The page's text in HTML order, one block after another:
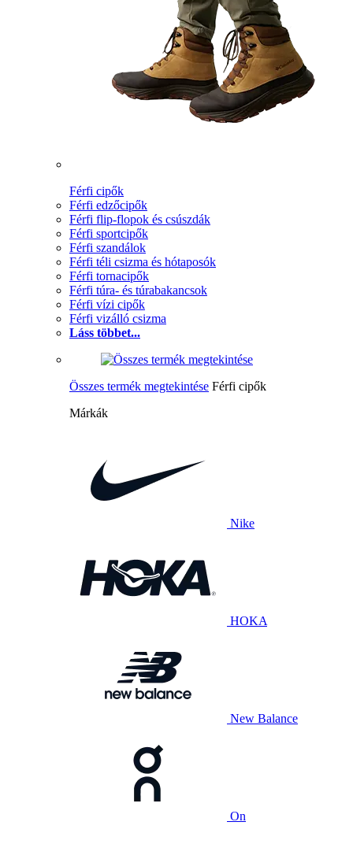
Férfi cipők
Férfi edzőcipők
Férfi flip-flopok és csúszdák
Férfi sportcipők
Férfi szandálok
Férfi téli csizma és hótaposók
Férfi tornacipők
Férfi túra- és túrabakancsok
Férfi vízi cipők
Férfi vizálló csizma
Láss többet...
Összes termék megtekintése Férfi cipők
Márkák
Nike
HOKA
New Balance
On